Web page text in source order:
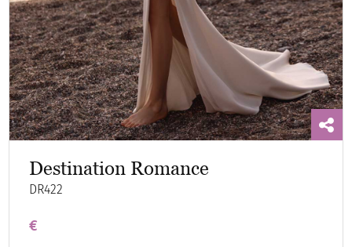
Destination Romance
DR422
€